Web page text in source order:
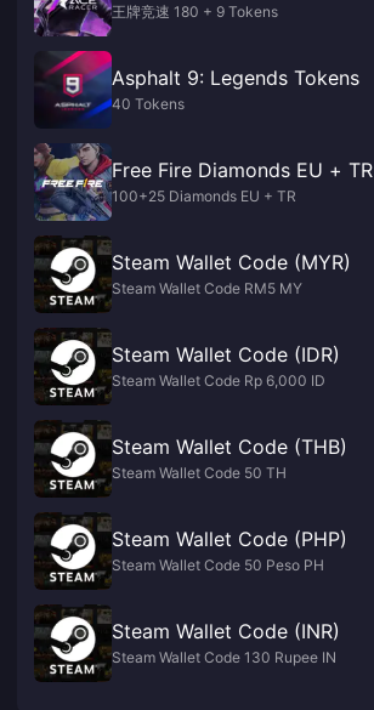
王牌竞速 180 + 9 Tokens
Asphalt 9: Legends Tokens
40 Tokens
Free Fire Diamonds EU + TR
100+25 Diamonds EU + TR
Steam Wallet Code (MYR)
Steam Wallet Code RM5 MY
Steam Wallet Code (IDR)
Steam Wallet Code Rp 6,000 ID
Steam Wallet Code (THB)
Steam Wallet Code 50 TH
Steam Wallet Code (PHP)
Steam Wallet Code 50 Peso PH
Steam Wallet Code (INR)
Steam Wallet Code 130 Rupee IN